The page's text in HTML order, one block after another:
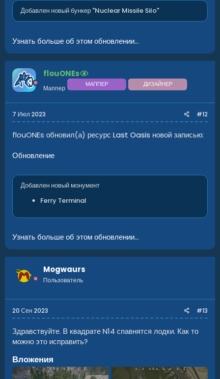
Добавлен новый бункер "Nuclear Missile Silo"
Узнать больше об этом обновлении...
flouONEs
Маппер МАППЕР ДИЗАЙНЕР
7 Июл 2023 #12
flouONEs обновил(а) ресурс Last Oasis новой записью:
Обновление
Добавлен новый монумент
Ferry Terminal
Узнать больше об этом обновлении...
Mogwaurs
Пользователь
20 Сен 2023 #13
Здравствуйте. В квадрате N14 спавнятся лодки. Как то
можно это исправить?
Вложения